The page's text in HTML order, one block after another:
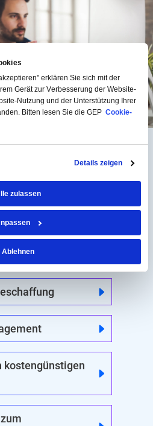
erklären Sie sich mit der
Gerät zur Verbesserung der Website-
Nutzung und der Unterstützung Ihrer
Bitten lesen Sie die GEP Cookie-
Details zeigen
zulassen
Ablehnen
zum Vertrag
kostengünstigen